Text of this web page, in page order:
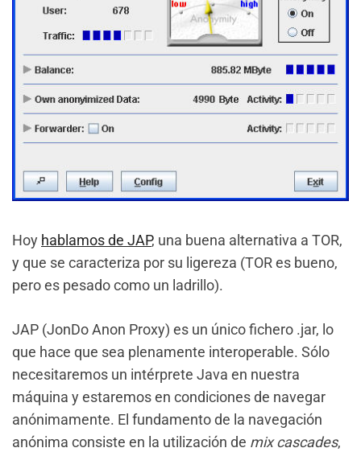
Hoy hablamos de JAP, una buena alternativa a TOR,
y que se caracteriza por su ligereza (TOR es bueno,
pero es pesado como un ladrillo).
JAP (JonDo Anon Proxy) es un único fichero .jar, lo
que hace que sea plenamente interoperable. Sólo
necesitaremos un intérprete Java en nuestra
máquina y estaremos en condiciones de navegar
anónimamente. El fundamento de la navegación
anónima consiste en la utilización de mix cascades,